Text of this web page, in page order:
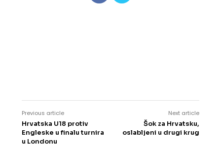
Previous article
Hrvatska U18 protiv
Engleske u finalu turnira
u Londonu
Next article
Šok za Hrvatsku,
oslabljeni u drugi krug